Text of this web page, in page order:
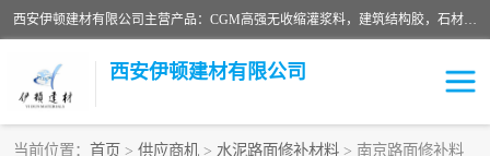
西安伊顿建材有限公司主营产品：CGM高强无收缩灌浆料，建筑结构胶，石材粘合剂，柔性防水材料，环氧修补砂浆等在各个行业得到了客户认可。
西安伊顿建材有限公司
当前位置： 首页 > 供应商机 > 水泥路面修补材料 > 南京路面修补料